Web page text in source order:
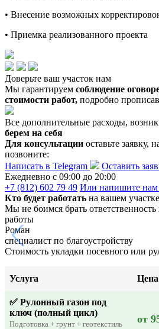
• Внесение возможных
• Приемка реализованного проекта
Доверьте ваш участок нам
Мы гарантируем соблюдение
стоимости работ, подробно
Все дополнительные расходы,
берем на себя
Для консультации оставьте заявку,
позвоните:
Написать в Telegram
Оставить
Ежедневно c 09:00 до 20:00
+7 (812) 602 79 49 Или напишите нам
Кто будет работать на вашем участке
Мы не боимся брать ответственность
работы
Роман
специалист по благоустройству
Стоимость укладки посевного или
Услуга Цена
✅ Рулонный газон под
ключ (полный цикл)
Подготовка + грунт + геотекстиль
от